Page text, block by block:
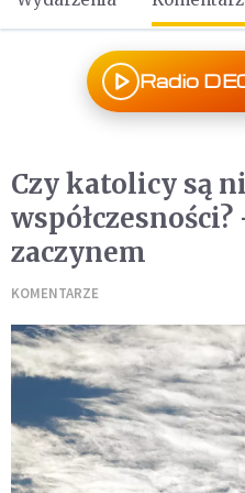
Radio
Czy katolicy są
zaczynem
KOMENTARZE